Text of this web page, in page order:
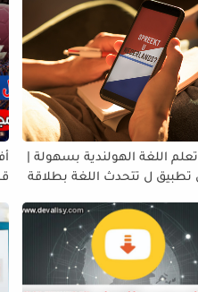
اللغة الهولندية بسهولة |
ل تتحدث اللغة بطلاقة